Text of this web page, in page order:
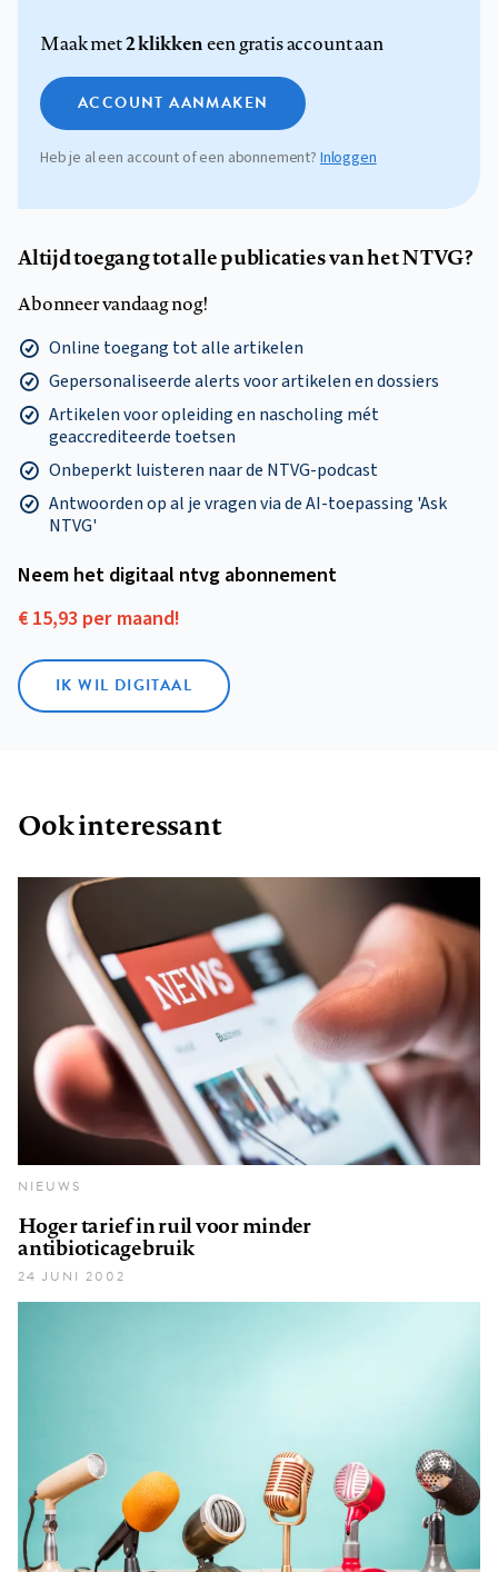
Maak met2 klikkeneen gratis account aan
ACCOUNT AANMAKEN
Heb je al een account of een abonnement? Inloggen
Altijd toegang tot alle publicaties van het NTVG?
Abonneer vandaag nog!
Online toegang tot alle artikelen
Gepersonaliseerde alerts voor artikelen en dossiers
Artikelen voor opleiding en nascholing mét
geaccrediteerde toetsen
Onbeperkt luisteren naar de NTVG-podcast
Antwoorden op al je vragen via de AI-toepassing 'Ask
NTVG'
Neem het digitaal ntvg abonnement
€ 15,93 per maand!
IK WIL DIGITAAL
Ook interessant
NIEUWS
Hoger tarief in ruil voor minder
antibioticagebruik
24 JUNI 2002